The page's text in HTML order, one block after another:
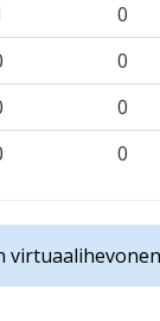
0
0
0
0